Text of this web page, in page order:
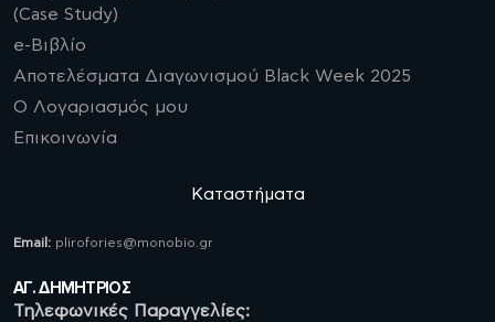
(Case Study)
e-Βιβλίο
Αποτελέσματα Διαγωνισμού Black Week 2025
Ο Λογαριασμός μου
Επικοινωνία
Καταστήματα
Email: plirofories@monobio.gr
ΑΓ. ΔΗΜΗΤΡΙΟΣ
Τηλεφωνικές Παραγγελίες: